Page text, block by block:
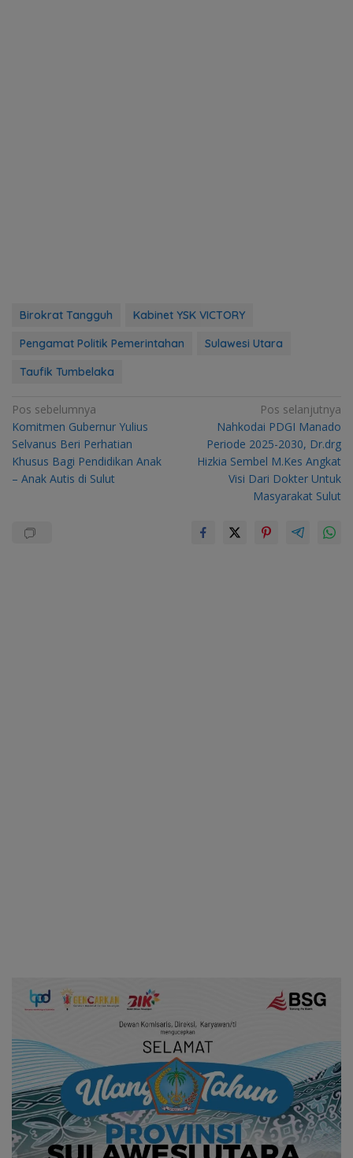
Birokrat Tangguh
Kabinet YSK VICTORY
Pengamat Politik Pemerintahan
Sulawesi Utara
Taufik Tumbelaka
Navigasi
pos
Pos sebelumnya
Komitmen Gubernur Yulius
Selvanus Beri Perhatian
Khusus Bagi Pendidikan Anak
– Anak Autis di Sulut
Pos selanjutnya
Nahkodai PDGI Manado
Periode 2025-2030, Dr.drg
Hizkia Sembel M.Kes Angkat
Visi Dari Dokter Untuk
Masyarakat Sulut